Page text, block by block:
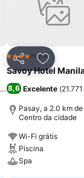
favoritos
)
Partilhar
4 EstrelasHotel
Savoy Hotel
8,6 Excelente (
Pasay, a 2.0 km de
Centro da cidade
Wi-Fi grátis
Piscina
Spa